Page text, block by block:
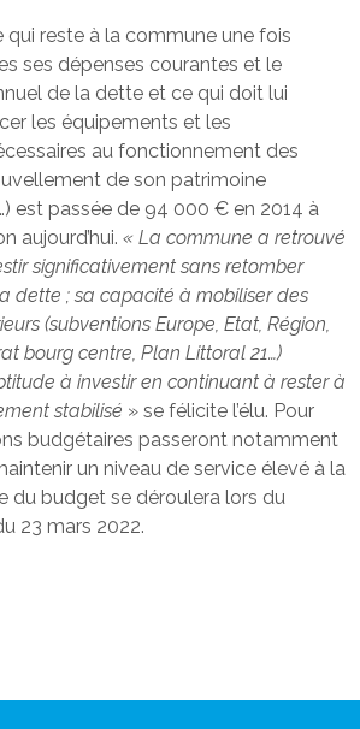
qui reste à la commune une fois
ses dépenses courantes et le
de la dette et ce qui doit lui
les équipements et les
au fonctionnement des
de son patrimoine
est passée de 94 000 € en 2014 à
aujourd’hui. « La commune a retrouvé
significativement sans retomber
dette ; sa capacité à mobiliser des
(subventions Europe, Etat, Région,
bourg centre, Plan Littoral 21…)
à investir en continuant à rester à
stabilisé » se félicite l’élu. Pour
budgétaires passeront notamment
un niveau de service élevé à la
du budget se déroulera lors du
23 mars 2022.